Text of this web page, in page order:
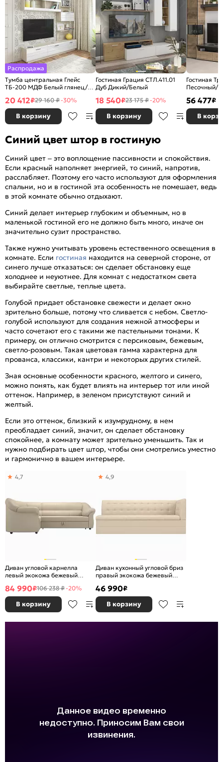
Распродажа
Тумба центральная Глейс
ТБ-200 МДФ Белый глянец/
20 412₽29 160 ₽-30%
В корзину
Гостиная Грация СТЛ.411.01
Дуб Дикий/Белый
18 540₽23 175 ₽-20%
В корзину
Гостиная
Песочный/
56 477₽
В
Синий цвет штор в гостиную
Синий цвет – это воплощение пассивности и спокойствия.
Если красный наполняет энергией, то синий, напротив,
расслабляет. Поэтому его часто используют для оформления
спальни, но и в гостиной эта особенность не помешает, ведь
в этой комнате обычно отдыхают.
Синий делает интерьер глубоким и объемным, но в
маленькой гостиной его не должно быть много, иначе он
значительно сузит пространство.
Также нужно учитывать уровень естественного освещения в
комнате. Если гостиная находится на северной стороне, от
синего лучше отказаться: он сделает обстановку еще
холоднее и неуютнее. Для комнат с недостатком света
выбирайте светлые, теплые цвета.
Голубой придает обстановке свежести и делает окно
зрительно больше, потому что сливается с небом. Светло-
голубой используют для создания нежной атмосферы и
часто сочетают его с такими же пастельными тонами. К
примеру, он отлично смотрится с персиковым, бежевым,
светло-розовым. Такая цветовая гамма характерна для
прованса, классики, кантри и некоторых других стилей.
Зная основные особенности красного, желтого и синего,
можно понять, как будет влиять на интерьер тот или иной
оттенок. Например, в зеленом присутствуют синий и
желтый.
Если это оттенок, близкий к изумрудному, в нем
преобладает синий, значит, он сделает обстановку
спокойнее, а комнату может зрительно уменьшить. Так и
нужно подбирать цвет штор, чтобы они смотрелись уместно
и гармонично в вашем интерьере.
Диван угловой карнелла
левый экокожа бежевый
4,7
84 990₽106 238 ₽-20%
В корзину
Диван кухонный угловой бриз
правый экокожа бежевый
4,9
46 990₽
В корзину